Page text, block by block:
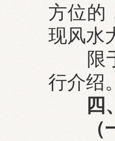
方位的
现风水
限于
行介绍。
四
（一